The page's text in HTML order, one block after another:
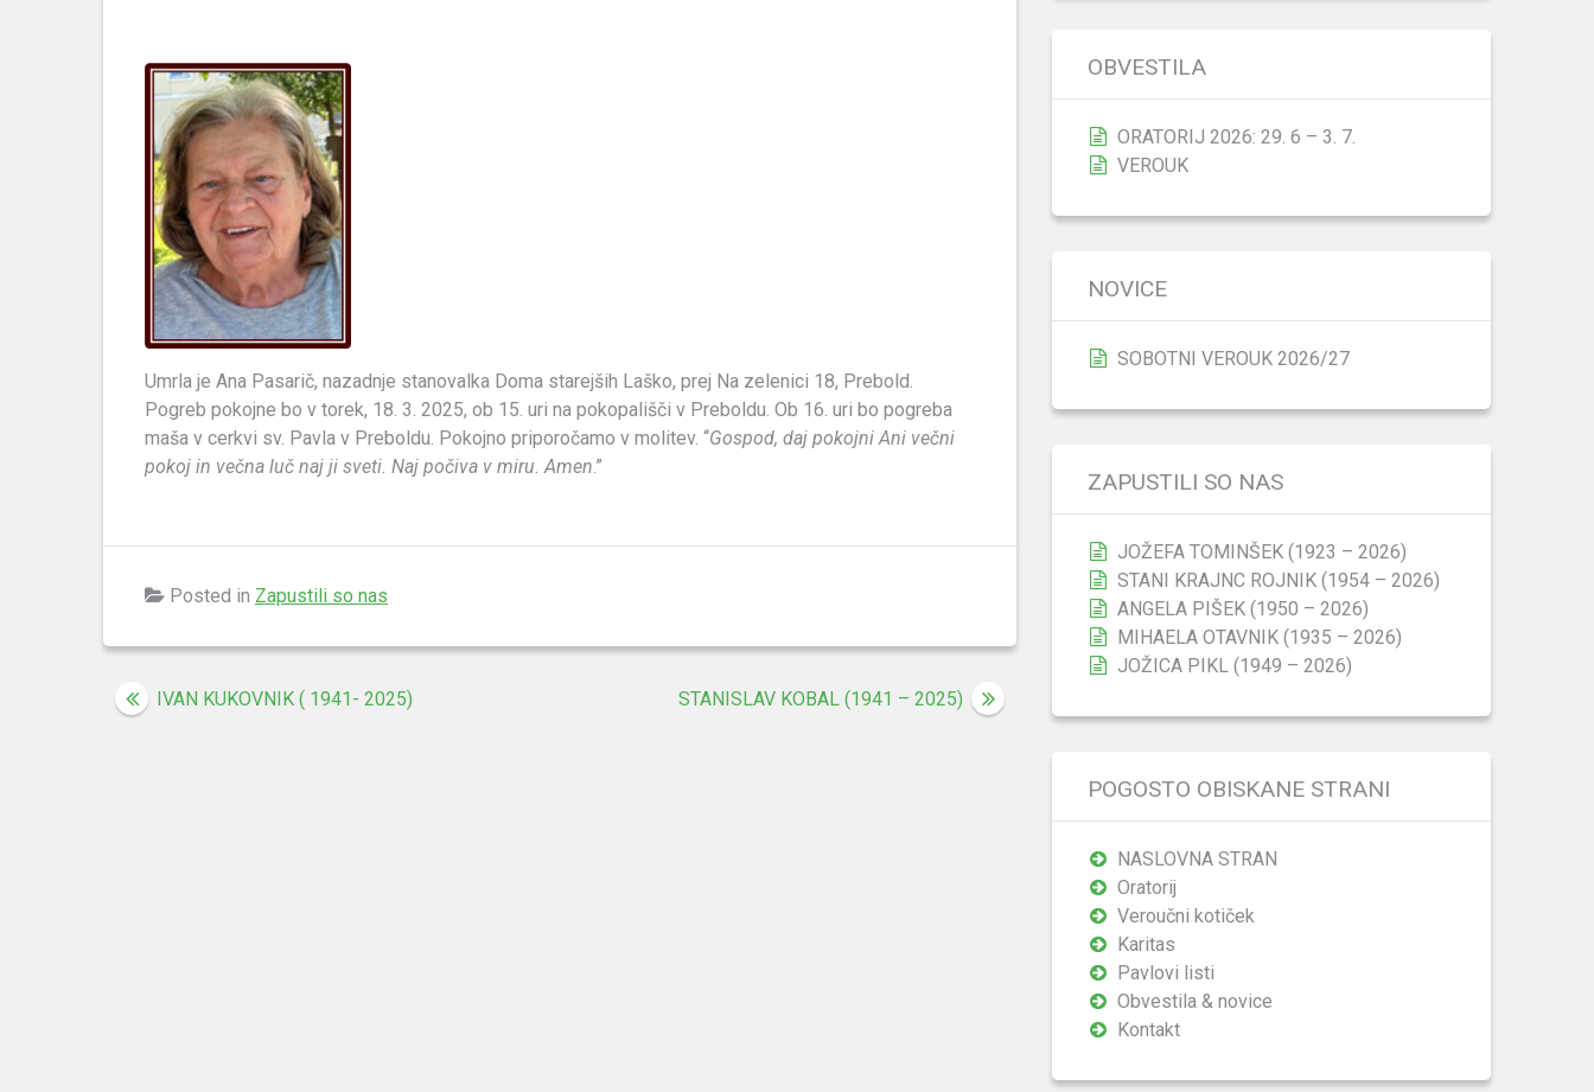
Umrla je Ana Pasarič, nazadnje stanovalka Doma starejših Laško, prej Na zelenici 18, Prebold.
Pogreb pokojne bo v torek, 18. 3. 2025, ob 15. uri na pokopališči v Preboldu. Ob 16. uri bo pogreba
maša v cerkvi sv. Pavla v Preboldu. Pokojno priporočamo v molitev. “Gospod, daj pokojni Ani večni
pokoj in večna luč naj ji sveti. Naj počiva v miru. Amen .”
Posted in Zapustili so nas
Navigacija
IVAN KUKOVNIK ( 1941- 2025) STANISLAV KOBAL (1941 – 2025)
OBVESTILA
ORATORIJ 2026: 29. 6 – 3. 7.
VEROUK
NOVICE
SOBOTNI VEROUK 2026/27
ZAPUSTILI SO NAS
JOŽEFA TOMINŠEK (1923 – 2026)
STANI KRAJNC ROJNIK (1954 – 2026)
ANGELA PIŠEK (1950 – 2026)
MIHAELA OTAVNIK (1935 – 2026)
JOŽICA PIKL (1949 – 2026)
POGOSTO OBISKANE STRANI
NASLOVNA STRAN
Oratorij
Veroučni kotiček
Karitas
Pavlovi listi
Obvestila & novice
Kontakt